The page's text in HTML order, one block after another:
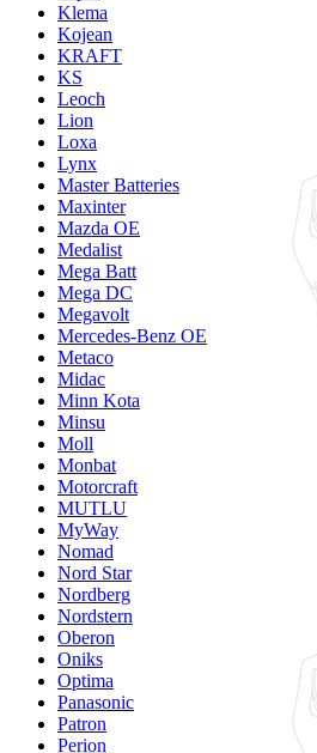
Klema
Kojean
KRAFT
KS
Leoch
Lion
Loxa
Lynx
Master Batteries
Maxinter
Mazda OE
Medalist
Mega Batt
Mega DC
Megavolt
Mercedes-Benz OE
Metaco
Midac
Minn Kota
Minsu
Moll
Monbat
Motorcraft
MUTLU
MyWay
Nomad
Nord Star
Nordberg
Nordstern
Oberon
Oniks
Optima
Panasonic
Patron
Perion